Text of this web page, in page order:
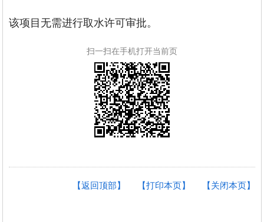
该项目无需进行取水许可审批。
扫一扫在手机打开当前页
【关闭本页】
【打印本页】
【返回顶部】